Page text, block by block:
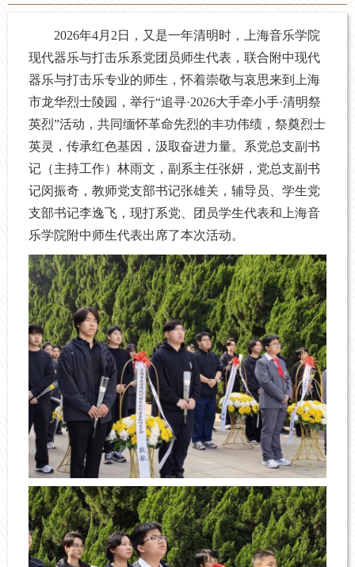
2026年4月2日，又是一年清明时，上海音乐学院
现代器乐与打击乐系党团员师生代表，联合附中现代
器乐与打击乐专业的师生，怀着崇敬与哀思来到上海
市龙华烈士陵园，举行“追寻·2026大手牵小手·清明祭
英烈”活动，共同缅怀革命先烈的丰功伟绩，祭奠烈士
英灵，传承红色基因，汲取奋进力量。系党总支副书
记（主持工作）林雨文，副系主任张妍，党总支副书
记闵振奇，教师党支部书记张雄关，辅导员、学生党
支部书记李逸飞，现打系党、团员学生代表和上海音
乐学院附中师生代表出席了本次活动。